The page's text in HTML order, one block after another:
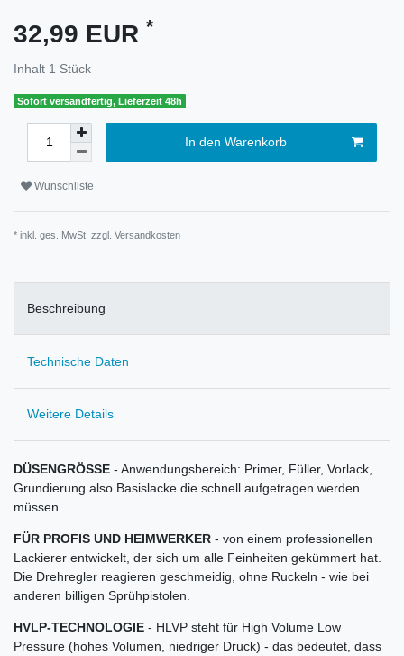
32,99 EUR *
Inhalt 1 Stück
Sofort versandfertig, Lieferzeit 48h
In den Warenkorb
Wunschliste
* inkl. ges. MwSt. zzgl. Versandkosten
Beschreibung
Technische Daten
Weitere Details
DÜSENGRÖSSE - Anwendungsbereich: Primer, Füller, Vorlack,
Grundierung also Basislacke die schnell aufgetragen werden
müssen.
FÜR PROFIS UND HEIMWERKER - von einem professionellen
Lackierer entwickelt, der sich um alle Feinheiten gekümmert hat.
Die Drehregler reagieren geschmeidig, ohne Ruckeln - wie bei
anderen billigen Sprühpistolen.
HVLP-TECHNOLOGIE - HLVP steht für High Volume Low
Pressure (hohes Volumen, niedriger Druck) - das bedeutet, dass